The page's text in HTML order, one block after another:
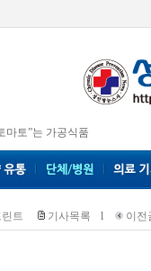
마토”는 가공식품
린트 기사목록 l 이전